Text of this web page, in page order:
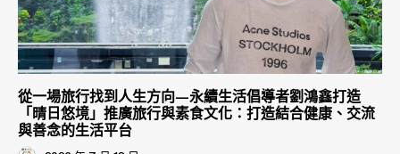
從一場旅行找到人生方向—永續生活倡導者劉鴻鑫打造
「晴日悠境」推廣旅行與素食文化：打造結合健康、交流
與善念的生活平台